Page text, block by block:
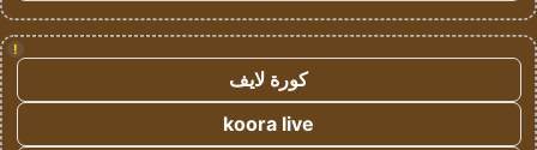
!
كورة لايف
koora live